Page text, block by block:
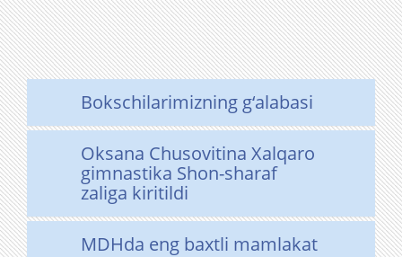
Bokschilarimizning g‘alabasi
Oksana Chusovitina Xalqaro
gimnastika Shon-sharaf
zaliga kiritildi
MDHda eng baxtli mamlakat